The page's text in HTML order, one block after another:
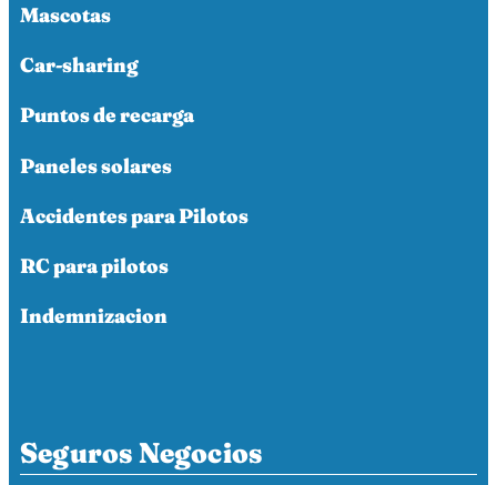
Mascotas
Car-sharing
Puntos de recarga
Paneles solares
Accidentes para Pilotos
RC para pilotos
Indemnizacion
Seguros Negocios